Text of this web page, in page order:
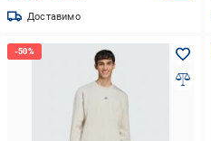
Доставимо